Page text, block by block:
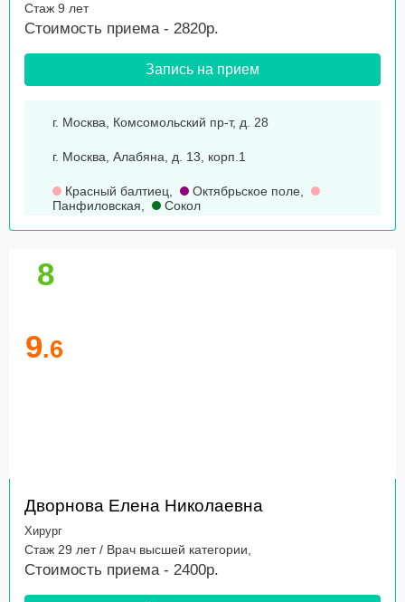
Стаж 9 лет
Стоимость приема - 2820р.
Запись на прием
г. Москва, Комсомольский пр-т, д. 28
г. Москва, Алабяна, д. 13, корп.1
Красный балтиец Октябрьское поле
Панфиловская
Сокол
8
9.6
Дворнова Елена Николаевна
Хирург
Стаж 29 лет / Врач высшей категории,
Стоимость приема - 2400р.